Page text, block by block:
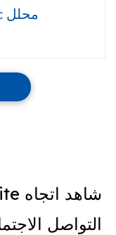
محلل GSH-50 HPLC HbA1c
التواصل